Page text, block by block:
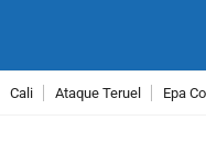
Cali Ataque Teruel Epa